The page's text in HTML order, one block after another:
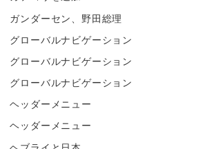
ガンダーセン、野田総理
グローバルナビゲーション
グローバルナビゲーション
グローバルナビゲーション
ヘッダーメニュー
ヘッダーメニュー